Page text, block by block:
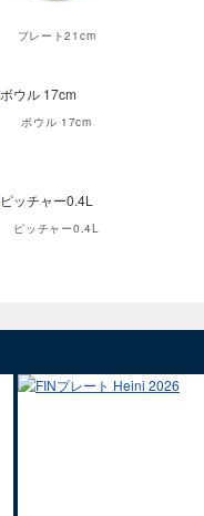
プレート21cm
ボウル 17cm
ピッチャー0.4L